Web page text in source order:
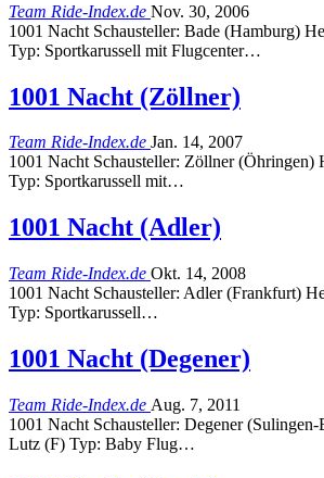
Team Ride-Index.de Nov. 30, 2006
1001 Nacht Schausteller: Bade (Hamburg)
Typ: Sportkarussell mit Flugcenter…
1001 Nacht (Zöllner)
Team Ride-Index.de Jan. 14, 2007
1001 Nacht Schausteller: Zöllner (Öhringen)
Typ: Sportkarussell mit…
1001 Nacht (Adler)
Team Ride-Index.de Okt. 14, 2008
1001 Nacht Schausteller: Adler (Frankfurt)
Typ: Sportkarussell…
1001 Nacht (Degener)
Team Ride-Index.de Aug. 7, 2011
1001 Nacht Schausteller: Degener
Lutz (F) Typ: Baby Flug…